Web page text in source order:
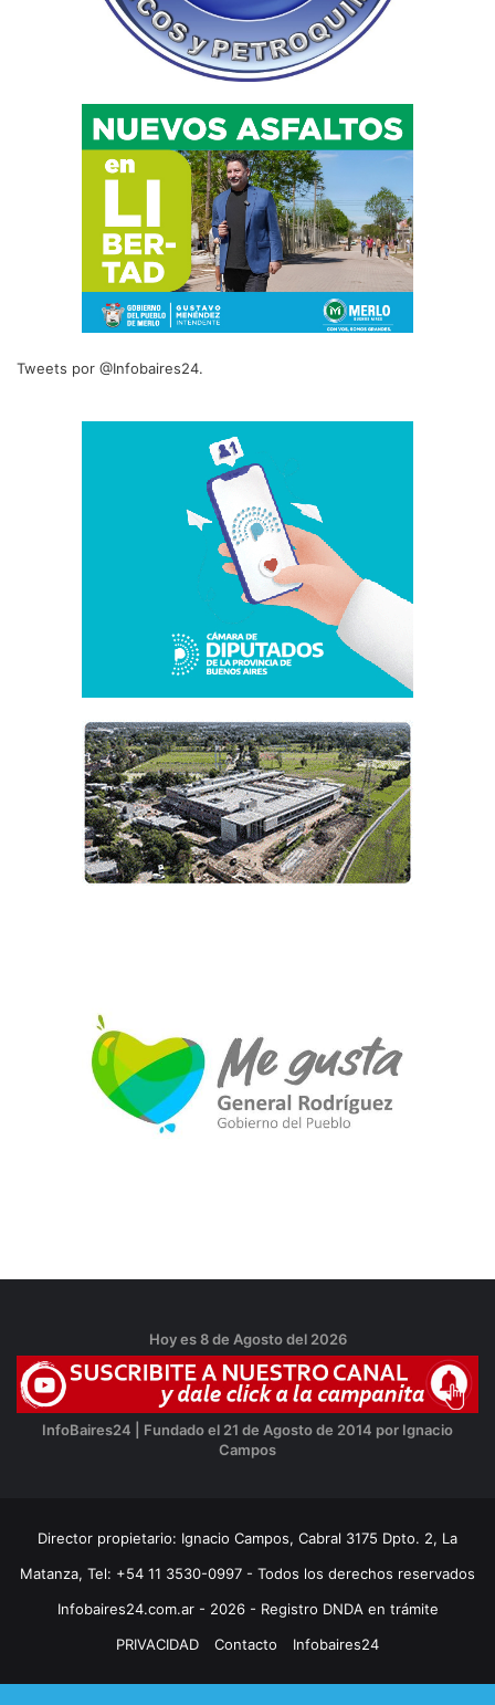
Tweets por @Infobaires24.
Hoy es 8 de Agosto del 2026
InfoBaires24 | Fundado el 21 de Agosto de 2014 por Ignacio
Campos
Director propietario: Ignacio Campos, Cabral 3175 Dpto. 2, La
Matanza, Tel: +54 11 3530-0997 - Todos los derechos reservados
Infobaires24.com.ar - 2026 - Registro DNDA en trámite
PRIVACIDAD
Contacto Infobaires24